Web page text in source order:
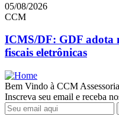
05/08/2026
CCM
ICMS/DF: GDF adota
fiscais eletrônicas
Bem Vindo à CCM
Inscreva seu email e receba